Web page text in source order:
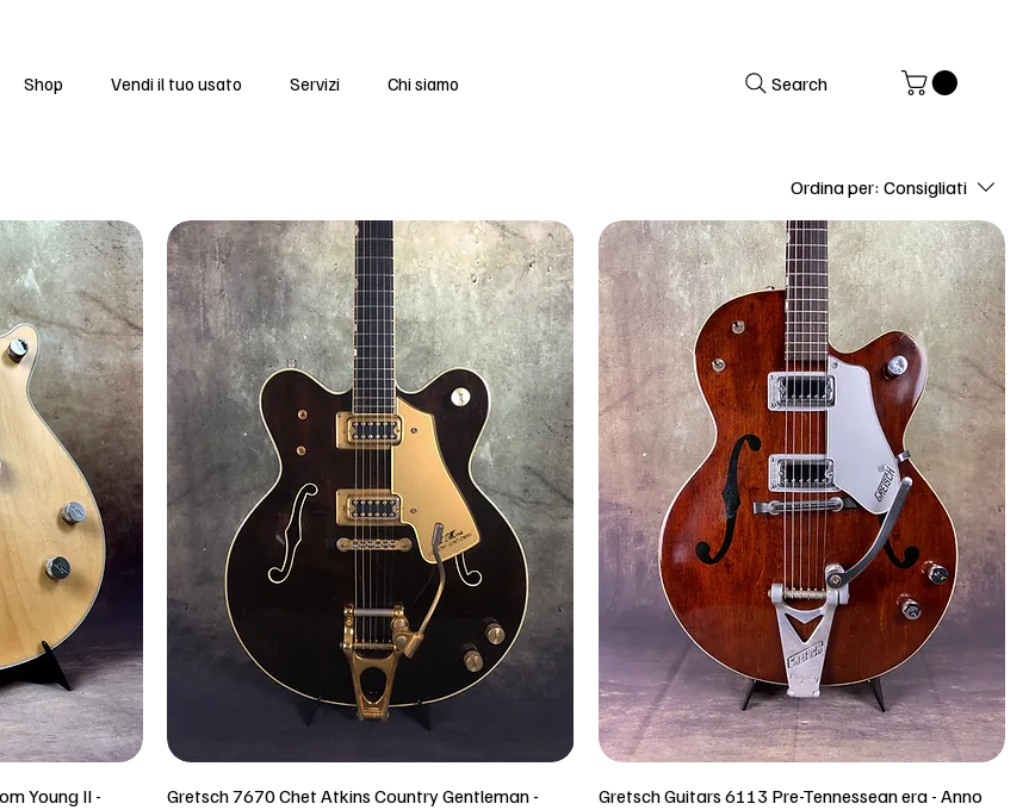
Shop Vendi il tuo usato Servizi Chi siamo Search
Ordina per: Consigliati
Young II -
Gretsch 7670 Chet Atkins Country Gentleman -
Gretsch Guitars 6113 Pre-Tennessean era - Anno